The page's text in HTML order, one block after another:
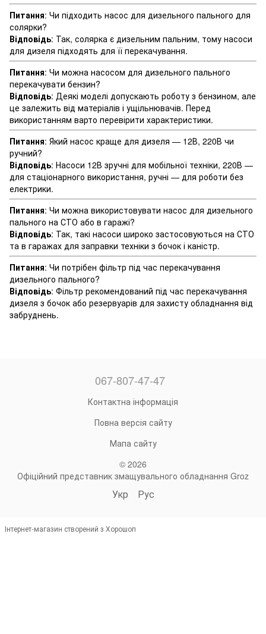
Питання: Чи підходить насос для дизельного пального для
солярки?
Відповідь: Так, солярка є дизельним пальним, тому насоси
для дизеля підходять для її перекачування.
Питання: Чи можна насосом для дизельного пального
перекачувати бензин?
Відповідь: Деякі моделі допускають роботу з бензином, але
це залежить від матеріалів і ущільнювачів. Перед
використанням варто перевірити характеристики.
Питання: Який насос краще для дизеля — 12В, 220В чи
ручний?
Відповідь: Насоси 12В зручні для мобільної техніки, 220В —
для стаціонарного використання, ручні — для роботи без
електрики.
Питання: Чи можна використовувати насос для дизельного
пального на СТО або в гаражі?
Відповідь: Так, такі насоси широко застосовуються на СТО
та в гаражах для заправки техніки з бочок і каністр.
Питання: Чи потрібен фільтр під час перекачування
дизельного пального?
Відповідь: Фільтр рекомендований під час перекачування
дизеля з бочок або резервуарів для захисту обладнання від
забруднень.
067-807-47-47
Контактна інформація
Повна версія сайту
Мапа сайту
© 2026
Офіційний представник змащувального обладнання Groz
Укр Рус
Інтернет-магазин створений з Хорошоп